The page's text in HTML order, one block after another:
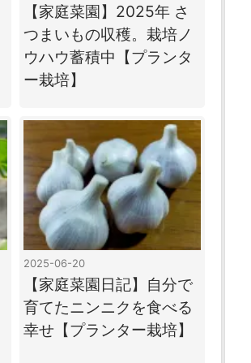
【家庭菜園】2025年 さ
つまいもの収穫。栽培ノ
ウハウ蓄積中【プランタ
ー栽培】
2025-06-20
【家庭菜園日記】自分で
育てたニンニクを食べる
幸せ【プランター栽培】